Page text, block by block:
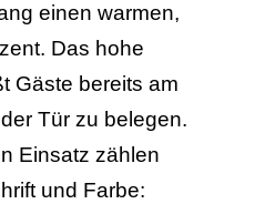
einen warmen,
Das hohe
Gäste bereits am
Tür zu belegen.
Einsatz zählen
und Farbe: